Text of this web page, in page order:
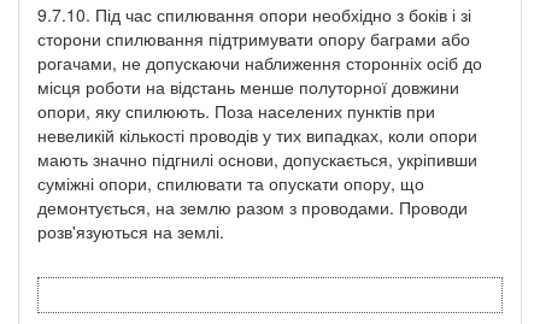
9.7.10. Під час спилювання опори необхідно з боків і зі
сторони спилювання підтримувати опору баграми або
рогачами, не допускаючи наближення сторонніх осіб до
місця роботи на відстань менше полуторної довжини
опори, яку спилюють. Поза населених пунктів при
невеликій кількості проводів у тих випадках, коли опори
мають значно підгнилі основи, допускається, укріпивши
суміжні опори, спилювати та опускати опору, що
демонтується, на землю разом з проводами. Проводи
розв'язуються на землі.